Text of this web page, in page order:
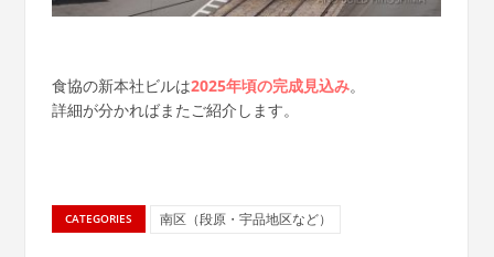
食協の新本社ビルは2025年頃の完成見込み。
詳細が分かればまたご紹介します。
CATEGORIES 南区（段原・宇品地区など）